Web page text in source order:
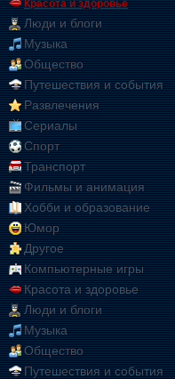
Красота и здоровье
Люди и блоги
Музыка
Общество
Путешествия и события
Развлечения
Сериалы
Спорт
Транспорт
Фильмы и анимация
Хобби и образование
Юмор
Другое
Компьютерные игры
Красота и здоровье
Люди и блоги
Музыка
Общество
Путешествия и события